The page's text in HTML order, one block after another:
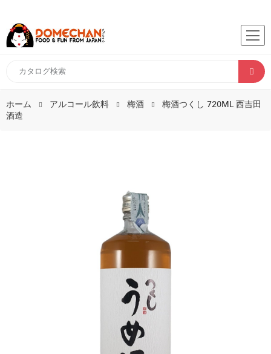
ホーム アルコール飲料 梅酒
梅酒つくし 720ML 西吉田
酒造